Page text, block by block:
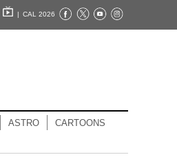
| CAL 2026
ASTRO CARTOONS